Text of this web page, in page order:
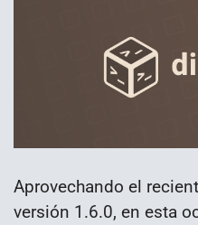
Aprovechando el
versión 1.6.0, en esta